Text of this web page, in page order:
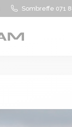
Sombreffe 071